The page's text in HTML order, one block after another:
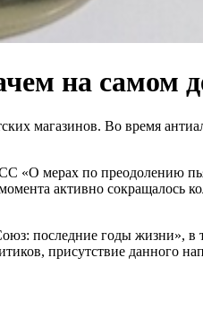
на самом
магазинов. Во время
«О мерах по преодолению
активно сокращалось
последние годы жизни», в
присутствие данного